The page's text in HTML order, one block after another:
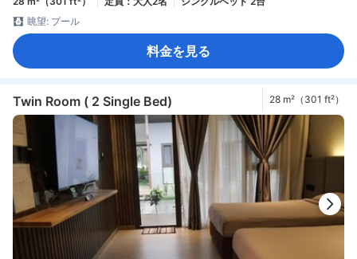
眺望: プール
料金を見る
Twin Room ( 2 Single Bed) 28 m²（301 ft²）